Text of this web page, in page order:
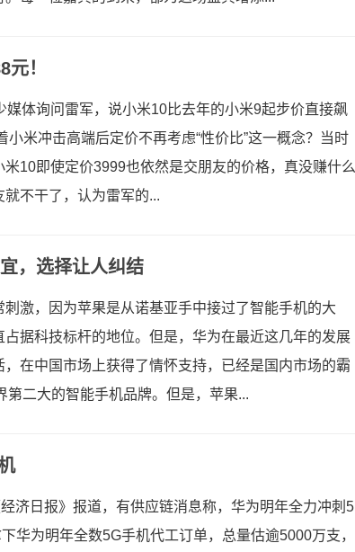
！
体询问雷军，说小米10比去年的小米9起步价直接飙
米冲击高端后定价不再考虑“性价比”这一概念？当时
10即使定价3999也依然是交朋友的价格，真没赚什么
不干了，认为雷军的...
，选择让人纠结
激，因为苹果是从诺基亚手中接过了智能手机的大
据科技标杆的地位。但是，华为在最近这几年的发展
在中国市场上获得了情怀支持，已经是国内市场的霸
二大的智能手机品牌。但是，苹果...
济日报》报道，有供应链消息称，华为明年全力冲刺5
华为明年全数5G手机代工订单，总量估逾5000万支，